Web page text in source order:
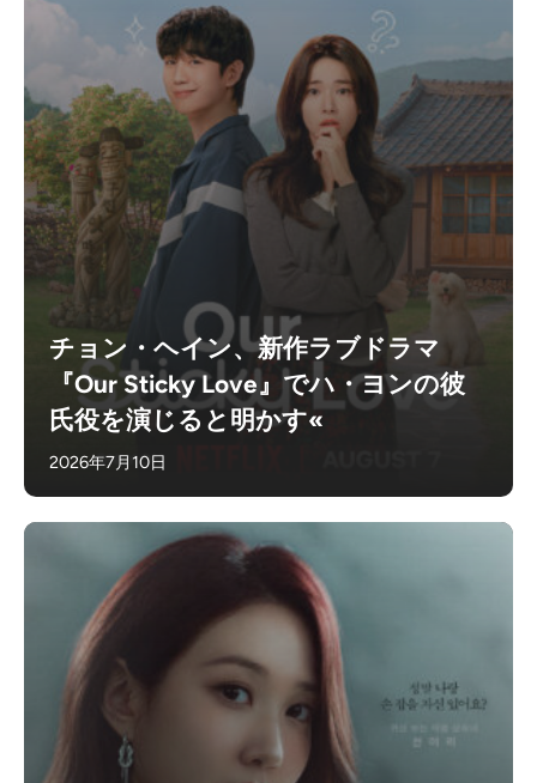
チョン・ヘイン、新作ラブドラマ
『Our Sticky Love』でハ・ヨンの彼
氏役を演じると明かす«
2026年7月10日